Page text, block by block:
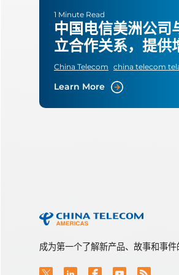
1 Minute Read
中国电信美洲公司
立合作关系，提供
件
China Telecom china telecom
Learn More
成为第一个了解新产品、故事和事件